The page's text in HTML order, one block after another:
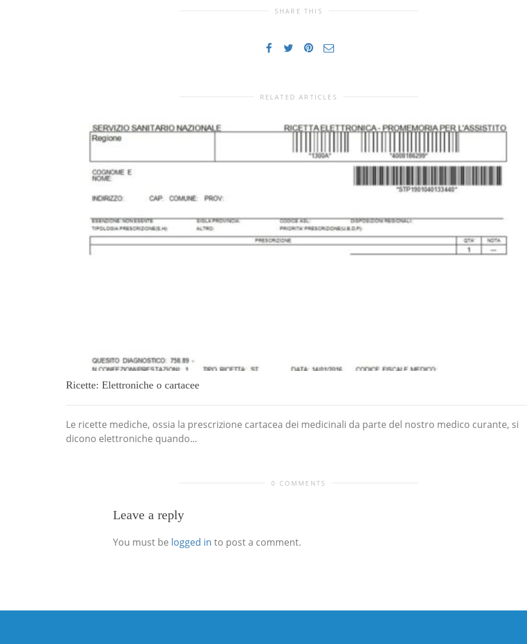
SHARE THIS
RELATED ARTICLES
Ricette: Elettroniche o cartacee
Le ricette mediche, ossia la prescrizione cartacea dei medicinali da parte del nostro medico curante, si
dicono elettroniche quando...
0 COMMENTS
Leave a reply
You must be logged in to post a comment.